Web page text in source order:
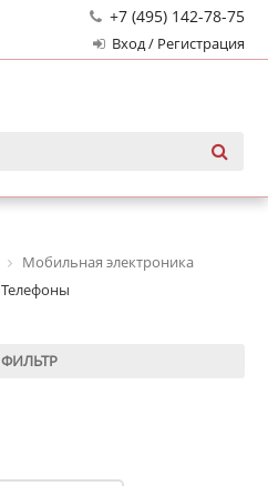
+7 (495) 142-78-75
Вход / Регистрация
Мобильная электроника
Телефоны